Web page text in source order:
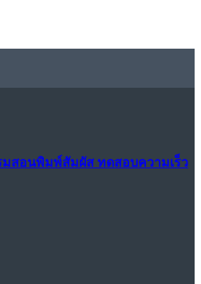
มสอนพิมพ์สัมผัส ทดสอบความเร็ว